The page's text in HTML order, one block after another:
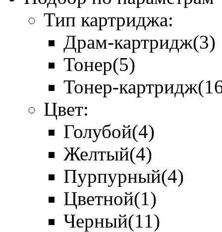
Тип картриджа:
Драм-картридж(3)
Тонер(5)
Тонер-картридж
Цвет:
Голубой(4)
Желтый(4)
Пурпурный(4)
Цветной(1)
Черный(11)